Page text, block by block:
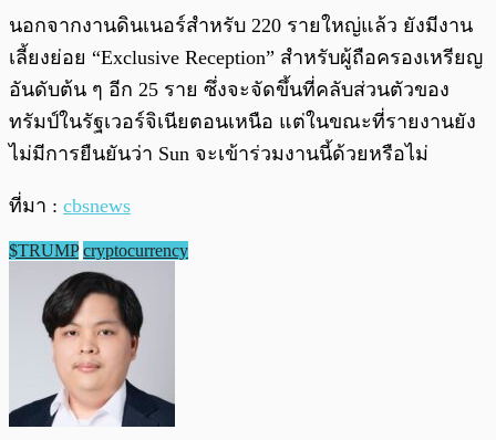
นอกจากงานดินเนอร์สำหรับ 220 รายใหญ่แล้ว ยังมีงาน
เลี้ยงย่อย “Exclusive Reception” สำหรับผู้ถือครองเหรียญ
อันดับต้น ๆ อีก 25 ราย ซึ่งจะจัดขึ้นที่คลับส่วนตัวของ
ทรัมป์ในรัฐเวอร์จิเนียตอนเหนือ แต่ในขณะที่รายงานยัง
ไม่มีการยืนยันว่า Sun จะเข้าร่วมงานนี้ด้วยหรือไม่
ที่มา : cbsnews
$TRUMP cryptocurrency